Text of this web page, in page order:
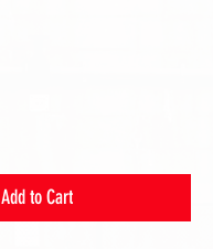
Add to Cart